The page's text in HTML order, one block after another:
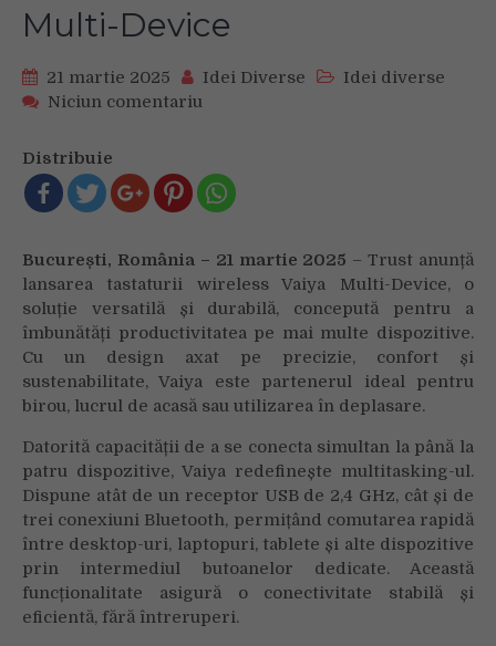
Multi-Device
21 martie 2025 Idei Diverse
Idei diverse
Niciun comentariu
multitasking-
ul
cu
wireless
Vaiya
Multi-
Device
Distribuie
București, România – 21 martie 2025 – Trust anunță
lansarea tastaturii wireless Vaiya Multi-Device, o
soluție versatilă și durabilă, concepută pentru a
îmbunătăți productivitatea pe mai multe dispozitive.
Cu un design axat pe precizie, confort și
sustenabilitate, Vaiya este partenerul ideal pentru
birou, lucrul de acasă sau utilizarea în deplasare.
Datorită capacității de a se conecta simultan la până la
patru dispozitive, Vaiya redefinește multitasking-ul.
Dispune atât de un receptor USB de 2,4 GHz, cât și de
trei conexiuni Bluetooth, permițând comutarea rapidă
între desktop-uri, laptopuri, tablete și alte dispozitive
prin intermediul butoanelor dedicate. Această
funcționalitate asigură o conectivitate stabilă și
eficientă, fără întreruperi.